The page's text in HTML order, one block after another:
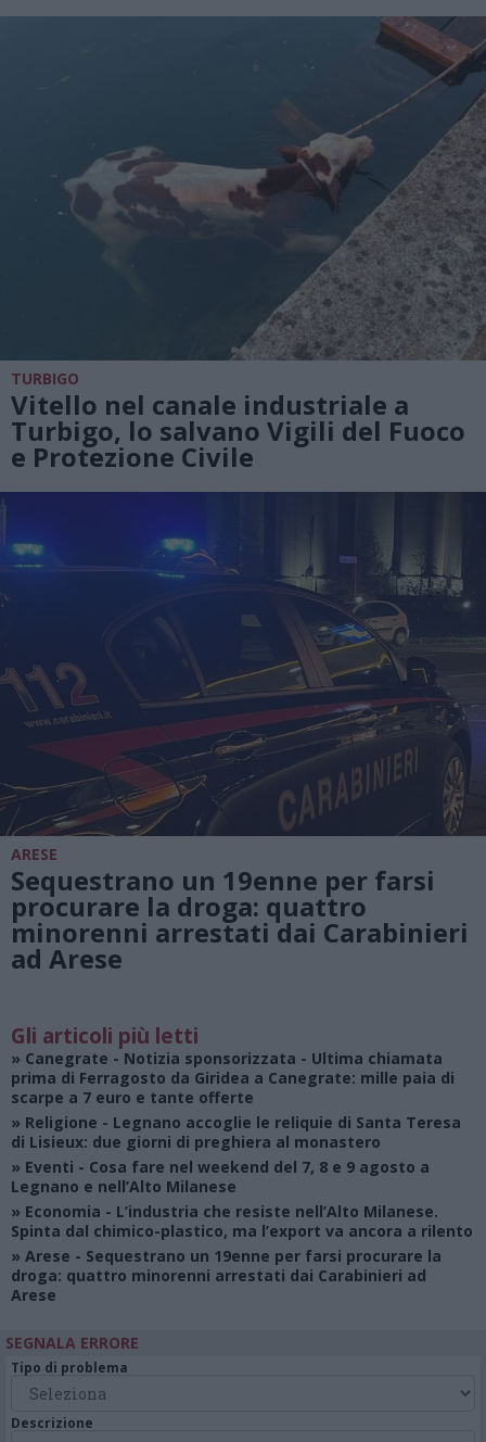
TURBIGO
Vitello nel canale industriale a
Turbigo, lo salvano Vigili del Fuoco
e Protezione Civile
ARESE
Sequestrano un 19enne per farsi
procurare la droga: quattro
minorenni arrestati dai Carabinieri
ad Arese
Gli articoli più letti
» Canegrate - Notizia sponsorizzata - Ultima chiamata
prima di Ferragosto da Giridea a Canegrate: mille paia di
scarpe a 7 euro e tante offerte
» Religione - Legnano accoglie le reliquie di Santa Teresa
di Lisieux: due giorni di preghiera al monastero
» Eventi - Cosa fare nel weekend del 7, 8 e 9 agosto a
Legnano e nell’Alto Milanese
» Economia - L’industria che resiste nell’Alto Milanese.
Spinta dal chimico-plastico, ma l’export va ancora a rilento
» Arese - Sequestrano un 19enne per farsi procurare la
droga: quattro minorenni arrestati dai Carabinieri ad
Arese
SEGNALA ERRORE
Tipo di problema
Descrizione